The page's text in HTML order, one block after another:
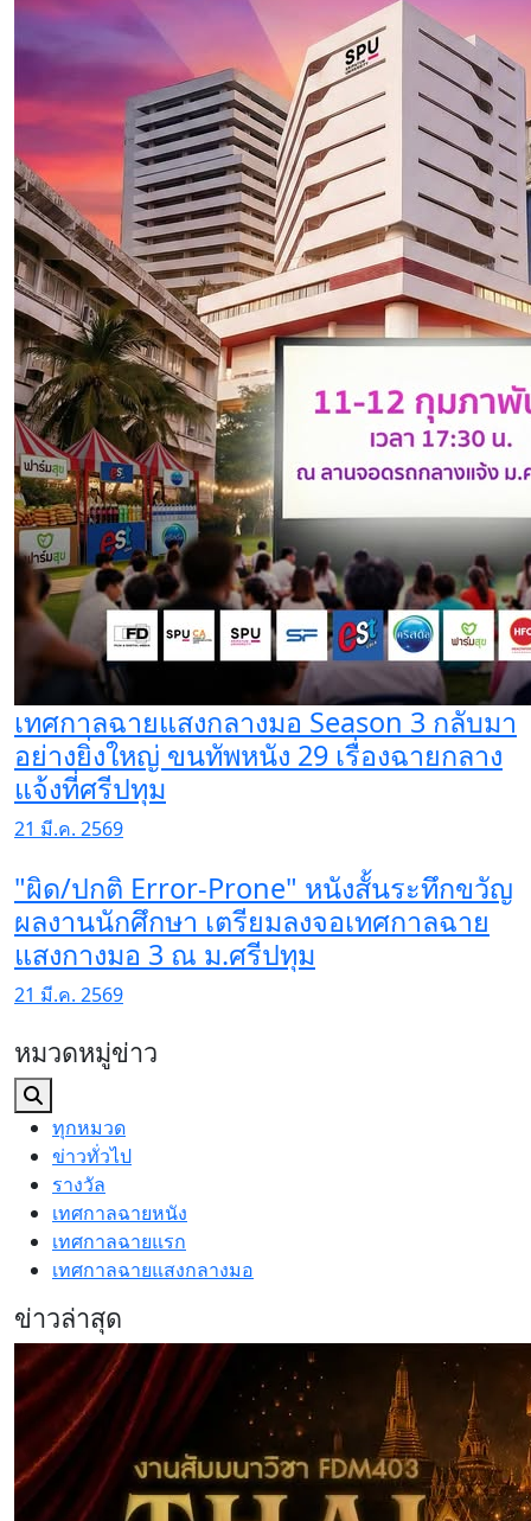
เทศกาลฉายแสงกลางมอ Season 3 กลับมา
อย่างยิ่งใหญ่ ขนทัพหนัง 29 เรื่องฉายกลาง
แจ้งที่ศรีปทุม
21 มี.ค. 2569
"ผิด/ปกติ Error-Prone" หนังสั้นระทึกขวัญ
ผลงานนักศึกษา เตรียมลงจอเทศกาลฉาย
แสงกางมอ 3 ณ ม.ศรีปทุม
21 มี.ค. 2569
หมวดหมู่ข่าว
ทุกหมวด
ข่าวทั่วไป
รางวัล
เทศกาลฉายหนัง
เทศกาลฉายแรก
เทศกาลฉายแสงกลางมอ
ข่าวล่าสุด